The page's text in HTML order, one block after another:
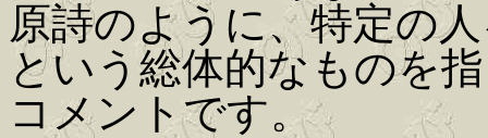
原詩のように、特定の
という総体的なものを
コメントです。